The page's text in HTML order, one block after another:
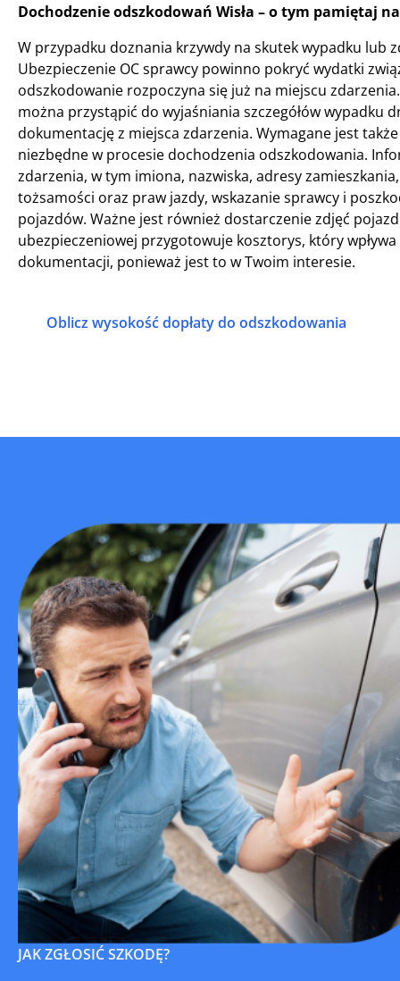
Dochodzenie odszkodowań Wisła – o tym pamiętaj
W przypadku doznania krzywdy na skutek wypadku lub
Ubezpieczenie OC sprawcy powinno pokryć wydatki
odszkodowanie rozpoczyna się już na miejscu
można przystąpić do wyjaśniania szczegółów wypadku
dokumentację z miejsca zdarzenia. Wymagane jest
niezbędne w procesie dochodzenia odszkodowania.
zdarzenia, w tym imiona, nazwiska, adresy
tożsamości oraz praw jazdy, wskazanie sprawcy i
pojazdów. Ważne jest również dostarczenie zdjęć
ubezpieczeniowej przygotowuje kosztorys, który
dokumentacji, ponieważ jest to w Twoim interesie.
Oblicz wysokość dopłaty do odszkodowania
JAK ZGŁOSIĆ SZKODĘ?